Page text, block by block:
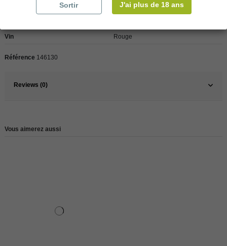
France
Vin Rouge
Référence 146130
Reviews (0)
Vous aimerez aussi
Sortir J'ai plus de 18 ans